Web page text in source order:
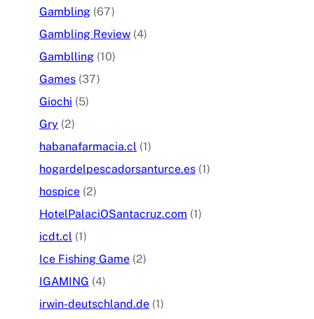
Gambling (67)
Gambling Review (4)
Gamblling (10)
Games (37)
Giochi (5)
Gry (2)
habanafarmacia.cl (1)
hogardelpescadorsanturce.es (1)
hospice (2)
HotelPalaciOSantacruz.com (1)
icdt.cl (1)
Ice Fishing Game (2)
IGAMING (4)
irwin-deutschland.de (1)